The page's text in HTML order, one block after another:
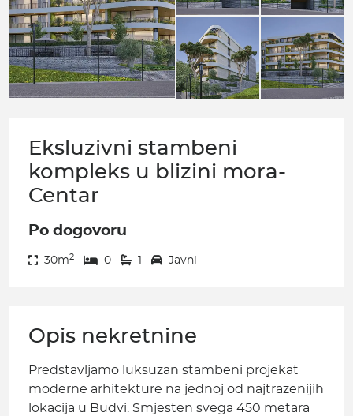
Eksluzivni stambeni
kompleks u blizini mora-
Centar
Po dogovoru
30m2 0 1 Javni
Opis nekretnine
Predstavljamo luksuzan stambeni projekat
moderne arhitekture na jednoj od najtrazenijih
lokacija u Budvi. Smjesten svega 450 metara